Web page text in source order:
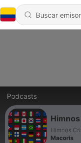
Podcasts
Himnos
Macorís